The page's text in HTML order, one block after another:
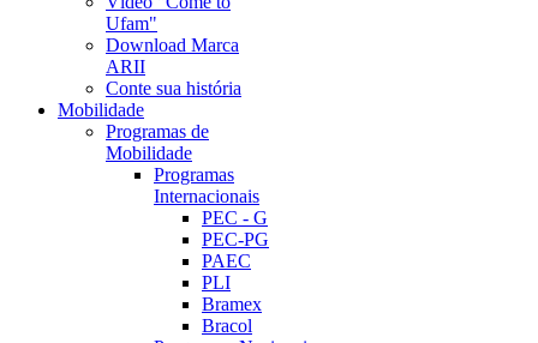
Ufam"
Download Marca
ARII
Conte sua história
Mobilidade
Programas de
Mobilidade
Programas
Internacionais
PEC - G
PEC-PG
PAEC
PLI
Bramex
Bracol